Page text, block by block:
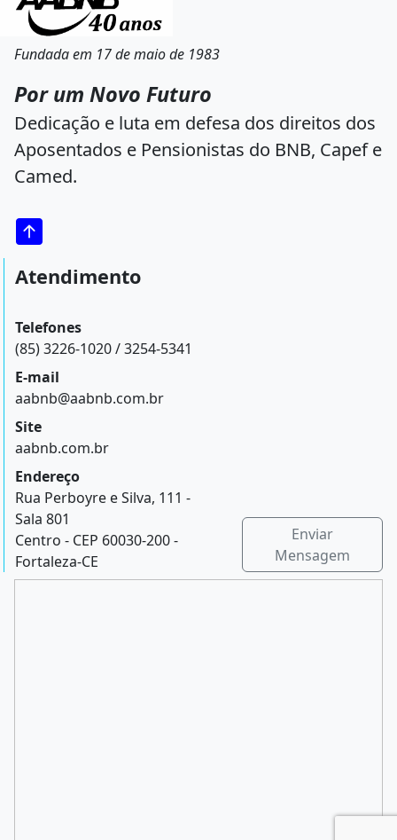
Fundada em 17 de maio de 1983
Por um Novo Futuro
Dedicação e luta em defesa dos direitos dos
Aposentados e Pensionistas do BNB, Capef e
Camed.
Atendimento
Telefones
(85) 3226-1020 / 3254-5341
E-mail
aabnb@aabnb.com.br
Site
aabnb.com.br
Endereço
Rua Perboyre e Silva, 111 -
Sala 801
Centro - CEP 60030-200 -
Fortaleza-CE
Enviar
Mensagem